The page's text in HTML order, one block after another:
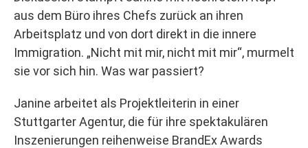
aus dem Büro ihres Chefs zurück an ihren
Arbeitsplatz und von dort direkt in die innere
Immigration. „Nicht mit mir, nicht mit mir“, murmelt
sie vor sich hin. Was war passiert?
Janine arbeitet als Projektleiterin in einer
Stuttgarter Agentur, die für ihre spektakulären
Inszenierungen reihenweise BrandEx Awards